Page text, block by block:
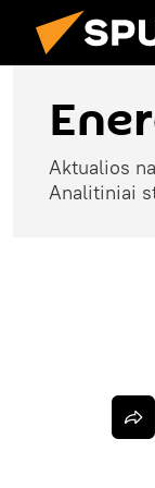
Aktualios
Analitiniai